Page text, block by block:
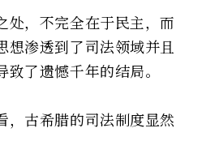
处，不完全在于民主，而
想渗透到了司法领域并且
了遗憾千年的结局。
，古希腊的司法制度显然